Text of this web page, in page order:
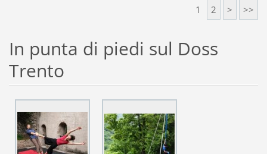
1 2 > >>
In punta di piedi sul Doss
Trento